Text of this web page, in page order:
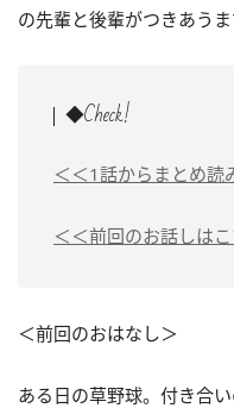
の先輩と後輩がつきあう
◆Check!
＜＜1話からまとめ読
＜＜前回のお話しは
＜前回のおはなし＞
ある日の草野球。付き合